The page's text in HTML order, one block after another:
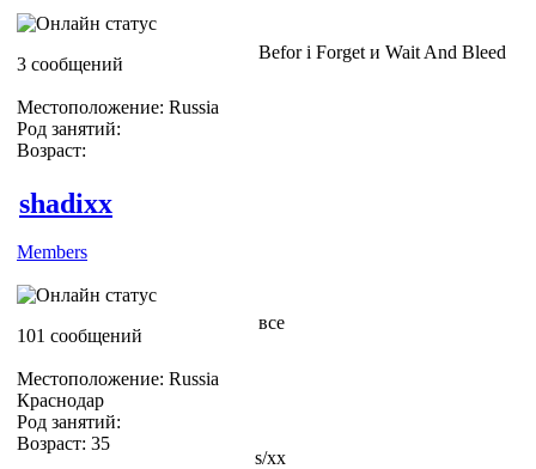
3 сообщений
Местоположение: Russia
Род занятий:
Возраст:
Befor i Forget и Wait And Bleed
shadixx
Members
101 сообщений
Местоположение: Russia
Краснодар
Род занятий:
Возраст: 35
все
s/xx